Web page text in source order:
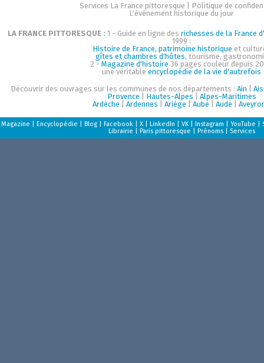
Services La France pittoresque
Politique de
L'événement historique du jour
LA FRANCE PITTORESQUE : 1 - Guide en ligne des richesses de la France
1999 :
Histoire de France, patrimoine historique et
gîtes et chambres d'hôtes, tourisme,
2 - Magazine d'histoire 36 pages couleur depuis
une véritable encyclopédie de la vie d'autrefois
Découvrir des ouvrages sur les communes de nos départements : Ain
Provence
Hautes-Alpes
Alpes-Maritimes
Ardèche
Ardennes Ariège Aube Aude
Magazine Encyclopédie Blog| Facebook| X| LinkedIn VK| Instagram YouTube
Librairie
Paris pittoresque Prénoms| Services